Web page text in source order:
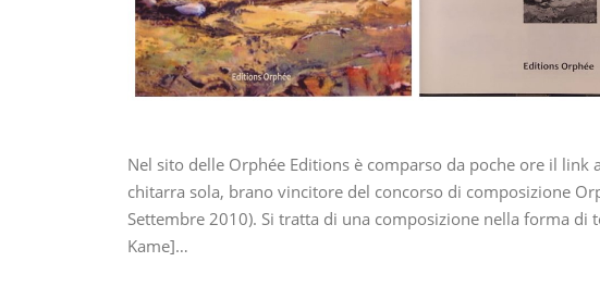
Nel sito delle Orphée Editions è comparso da poche ore il link
chitarra sola, brano vincitore del concorso di composizione
Settembre 2010). Si tratta di una composizione nella forma
Kame]…